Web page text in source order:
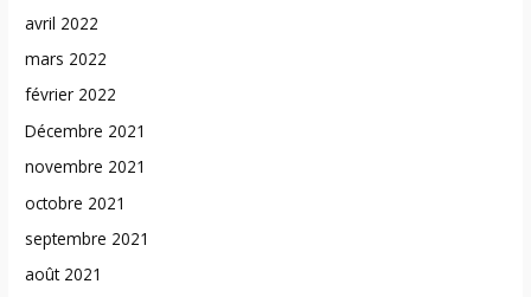
avril 2022
mars 2022
février 2022
Décembre 2021
novembre 2021
octobre 2021
septembre 2021
août 2021